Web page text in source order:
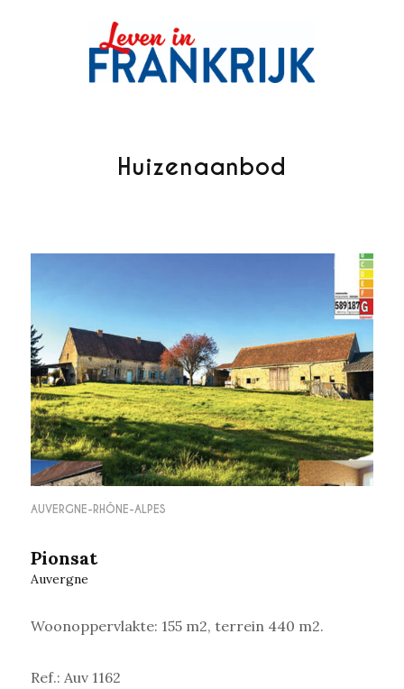
Huizenaanbod
AUVERGNE-RHÔNE-ALPES
Pionsat
Auvergne
Woonoppervlakte: 155 m2, terrein 440 m2.
Ref.: Auv 1162